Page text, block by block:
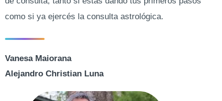
como si ya ejercés la consulta astrológica.
Vanesa Maiorana
Alejandro Christian Luna